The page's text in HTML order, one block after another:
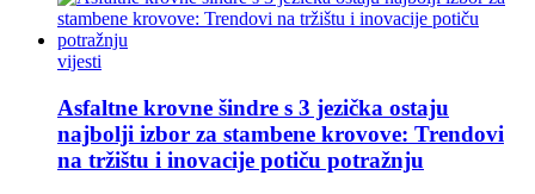
vijesti
Asfaltne krovne šindre s 3 jezička ostaju
najbolji izbor za stambene krovove: Trendovi
na tržištu i inovacije potiču potražnju